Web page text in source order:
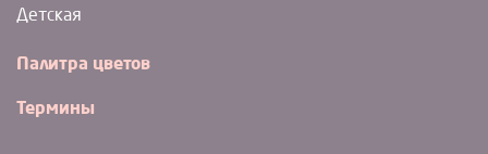
Детская
Палитра цветов
Термины